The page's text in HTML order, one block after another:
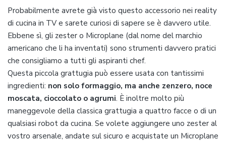
Probabilmente avrete già visto questo accessorio nei reality
di cucina in TV e sarete curiosi di sapere se è davvero utile.
Ebbene sì, gli zester o Microplane (dal nome del marchio
americano che li ha inventati) sono strumenti davvero pratici
che consigliamo a tutti gli aspiranti chef.
Questa piccola grattugia può essere usata con tantissimi
ingredienti: non solo formaggio, ma anche zenzero, noce
moscata, cioccolato o agrumi. È inoltre molto più
maneggevole della classica grattugia a quattro facce o di un
qualsiasi robot da cucina. Se volete aggiungere uno zester al
vostro arsenale, andate sul sicuro e acquistate un Microplane